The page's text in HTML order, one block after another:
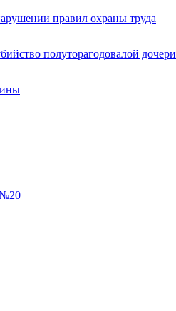
правил охраны труда
полуторагодовалой дочери
№20